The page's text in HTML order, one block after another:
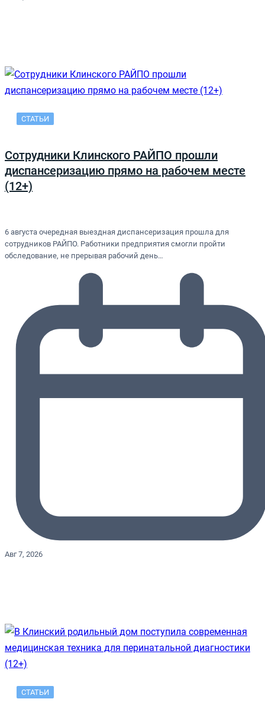
СТАТЬИ
Сотрудники Клинского РАЙПО прошли
диспансеризацию прямо на рабочем месте
(12+)
6 августа очередная выездная диспансеризация прошла для
сотрудников РАЙПО. Работники предприятия смогли пройти
обследование, не прерывая рабочий день…
Авг 7, 2026
СТАТЬИ